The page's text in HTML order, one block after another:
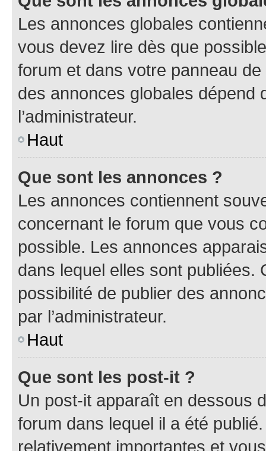
Les annonces globales
vous devez lire dès que
forum et dans votre panneau
des annonces globales dépend
l’administrateur.
Haut
Que sont les annonces ?
Les annonces contiennent
concernant le forum que vous
possible. Les annonces
dans lequel elles sont publiées.
possibilité de publier des
par l’administrateur.
Haut
Que sont les post-it ?
Un post-it apparaît en dessous
forum dans lequel il a été
relativement importantes et